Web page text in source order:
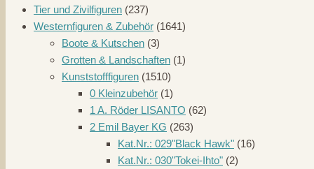
Tier und Zivilfiguren (237)
Westernfiguren & Zubehör (1641)
Boote & Kutschen (3)
Grotten & Landschaften (1)
Kunststofffiguren (1510)
0 Kleinzubehör (1)
1 A. Röder LISANTO (62)
2 Emil Bayer KG (263)
Kat.Nr.: 029"Black Hawk" (16)
Kat.Nr.: 030"Tokei-Ihto" (2)